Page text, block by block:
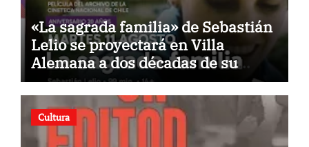
«La sagrada familia» de Sebastián
Lelio se proyectará en Villa
Alemana a dos décadas de su
estreno
Cultura